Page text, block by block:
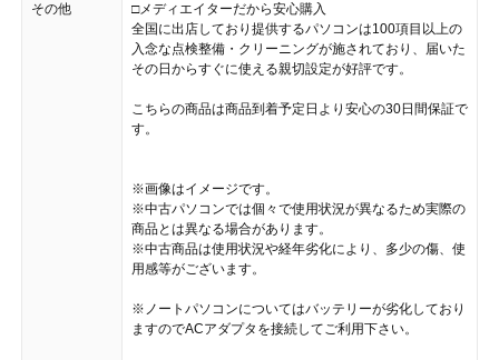
その他
□メディエイターだから安心購入
全国に出店しており提供するパソコンは100項目以上の
入念な点検整備・クリーニングが施されており、届いた
その日からすぐに使える親切設定が好評です。
こちらの商品は商品到着予定日より安心の30日間保証で
す。
※画像はイメージです。
※中古パソコンでは個々で使用状況が異なるため実際の
商品とは異なる場合があります。
※中古商品は使用状況や経年劣化により、多少の傷、使
用感等がございます。
※ノートパソコンについてはバッテリーが劣化しており
ますのでACアダプタを接続してご利用下さい。